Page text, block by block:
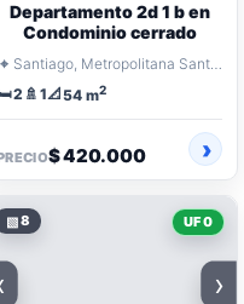
Departamento 2d 1 b en
Condominio cerrado
⌖
Santiago, Metropolitana Santiago
2 🚿 1📐54 m2
$ 420.000
▧8 UF 0
›